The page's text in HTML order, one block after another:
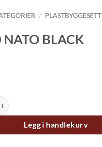
/ PLASTBYGGESETT
BLACK
BLACK antall
Legg i handlekurv